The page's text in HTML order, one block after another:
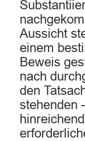
Aussicht
einem
Beweis
nach
den
stehenden